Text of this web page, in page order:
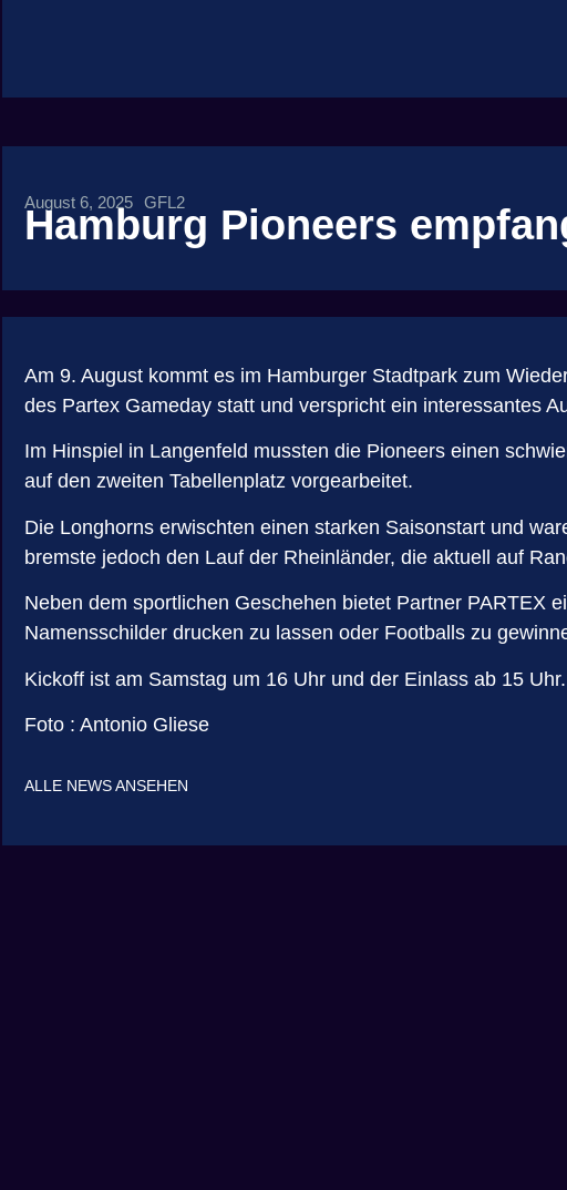
August 6, 2025 GFL2
Hamburg Pioneers
Am 9. August kommt es im Hamburger Stadtpark zum
des Partex Gameday statt und verspricht ein interessantes
Im Hinspiel in Langenfeld mussten die Pioneers einen
auf den zweiten Tabellenplatz vorgearbeitet.
Die Longhorns erwischten einen starken Saisonstart und
bremste jedoch den Lauf der Rheinländer, die aktuell auf
Neben dem sportlichen Geschehen bietet Partner PARTEX
Namensschilder drucken zu lassen oder Footballs zu
Kickoff ist am Samstag um 16 Uhr und der Einlass ab 15 Uhr.
Foto : Antonio Gliese
ALLE NEWS ANSEHEN